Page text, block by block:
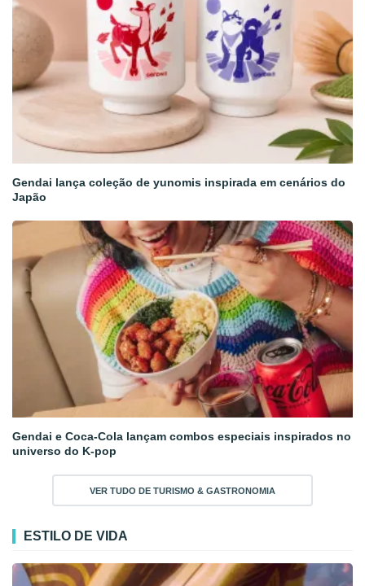
Gendai lança coleção de yunomis inspirada em cenários do
Japão
Gendai e Coca-Cola lançam combos especiais inspirados no
universo do K-pop
VER TUDO DE TURISMO & GASTRONOMIA
ESTILO DE VIDA